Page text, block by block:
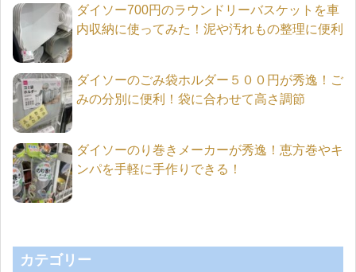
ダイソー700円のラウンドリーバスケットを車
内収納に使ってみた！泥や汚れもの整理に便利
ダイソーのごみ袋ホルダー５００円が秀逸！ご
みの分別に便利！袋に合わせて高さ調節
ダイソーのり巻きメーカーが秀逸！恵方巻やキ
ンパを手軽に手作りできる！
カテゴリー